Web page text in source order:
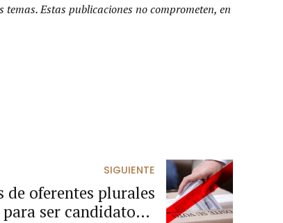
Estas publicaciones no comprometen, en
SIGUIENTE
de oferentes plurales
ser candidatos a